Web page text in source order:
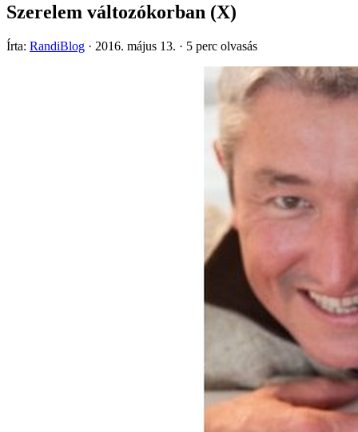
Szerelem változókorban (X)
Írta: RandiBlog · 2016. május 13. · 5 perc olvasás